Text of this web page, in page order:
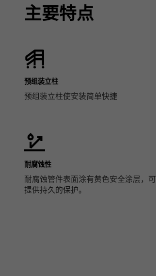
主要特点
预组装立柱
预组装立柱使安装简单快捷
耐腐蚀性
耐腐蚀管件表面涂有黄色安全涂层，可
提供持久的保护。